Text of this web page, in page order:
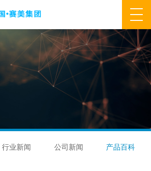
式 合作流程 产品中心
势 品质优势 产能优势
设备优势
行业新闻 公司新闻 产品百科